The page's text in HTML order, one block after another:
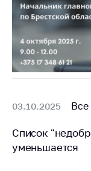
проектов
03.10.2025 Все
Список
уменьшается